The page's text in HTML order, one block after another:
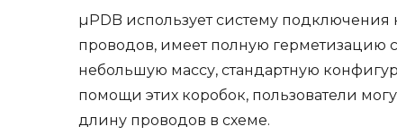
µPDB использует систему
проводов, имеет полную герметизацию
небольшую массу, стандартную
помощи этих коробок, пользователи
длину проводов в схеме.